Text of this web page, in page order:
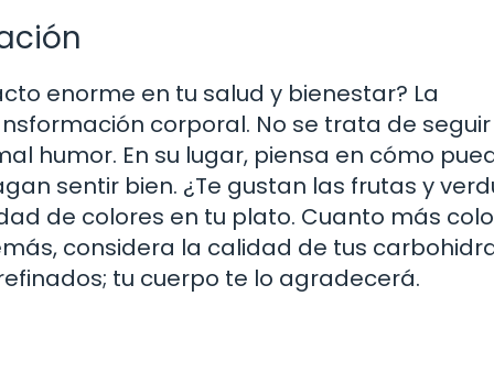
enorme en tu salud y bienestar? La
corporal. No se trata de
humor. En su lugar, piensa en cómo
sentir bien. ¿Te gustan las frutas y
de colores en tu plato. Cuanto más
considera la calidad de tus
tu cuerpo te lo agradecerá.